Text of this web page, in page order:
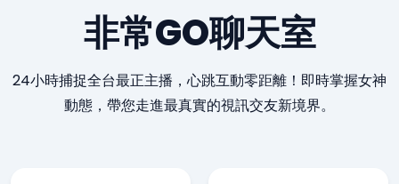
非常GO聊天室
24小時捕捉全台最正主播，心跳互動零距離！即時掌握女神
動態，帶您走進最真實的視訊交友新境界。